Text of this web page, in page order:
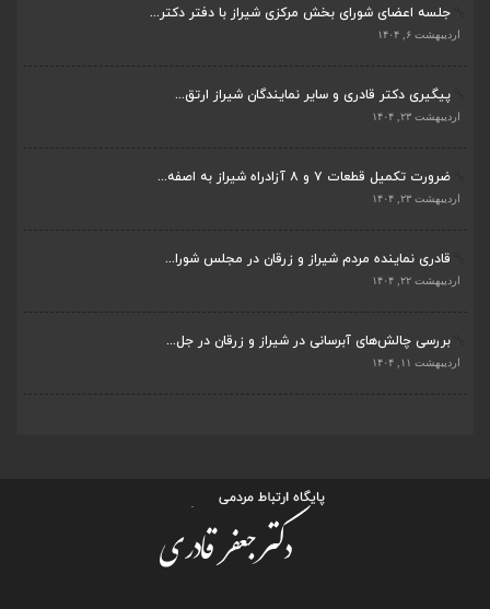
جلسه اعضای شورای بخش مرکزی شیراز با دفتر دکتر...
اردیبهشت ۶, ۱۴۰۴
پیگیری دکتر قادری و سایر نمایندگان شیراز ارتق...
اردیبهشت ۲۳, ۱۴۰۴
ضرورت تکمیل قطعات ۷ و ۸ آزادراه شیراز به اصفه...
اردیبهشت ۲۳, ۱۴۰۴
قادری نماینده مردم شیراز و زرقان در مجلس شورا...
اردیبهشت ۲۲, ۱۴۰۴
بررسی چالش‌های آبرسانی در شیراز و زرقان در جل...
اردیبهشت ۱۱, ۱۴۰۴